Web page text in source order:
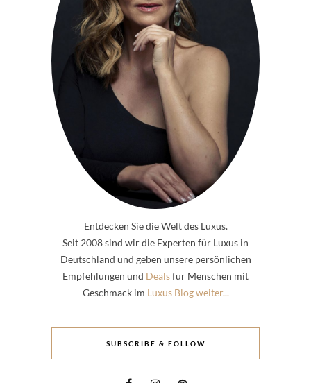
Entdecken Sie die Welt des Luxus.
Seit 2008 sind wir die Experten für Luxus in
Deutschland und geben unsere persönlichen
Empfehlungen und Dealsfür Menschen mit
Geschmack im Luxus Blog weiter...
SUBSCRIBE & FOLLOW